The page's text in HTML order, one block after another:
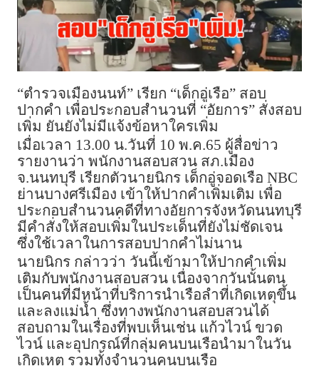
“ตำรวจเมืองนนท์” เรียก “เด็กอู่เรือ” สอบ
ปากคำ เพื่อประกอบสำนวนที่ “อัยการ” สั่งสอบ
เพิ่ม ยันยังไม่มีแจ้งข้อหาใครเพิ่ม
เมื่อเวลา 13.00 น.วันที่ 10 พ.ค.65 ผู้สื่อข่าว
รายงานว่า พนักงานสอบสวน สภ.เมือง
จ.นนทบุรี เรียกตัวนายนิกร เด็กอู่จอดเรือ NBC
ย่านบางศรีเมือง เข้าให้ปากคำเพิ่มเติม เพื่อ
ประกอบสำนวนคดีที่ทางอัยการจังหวัดนนทบุรี
มีคำสั่งให้สอบเพิ่มในประเด็นที่ยังไม่ชัดเจน
ซึ่งใช้เวลาในการสอบปากคำไม่นาน
นายนิกร กล่าวว่า วันนี้เข้ามาให้ปากคำเพิ่ม
เติมกับพนักงานสอบสวน เนื่องจากวันนั้นตน
เป็นคนที่มีหน้าที่บริการนำเรือลำที่เกิดเหตุขึ้น
และลงแม่น้ำ ซึ่งทางพนักงานสอบสวนได้
สอบถามในเรื่องที่พบเห็นเช่น แก้วไวน์ ขวด
ไวน์ และอุปกรณ์ที่กลุ่มคนบนเรือนำมาในวัน
เกิดเหตุ รวมทั้งจำนวนคนบนเรือ